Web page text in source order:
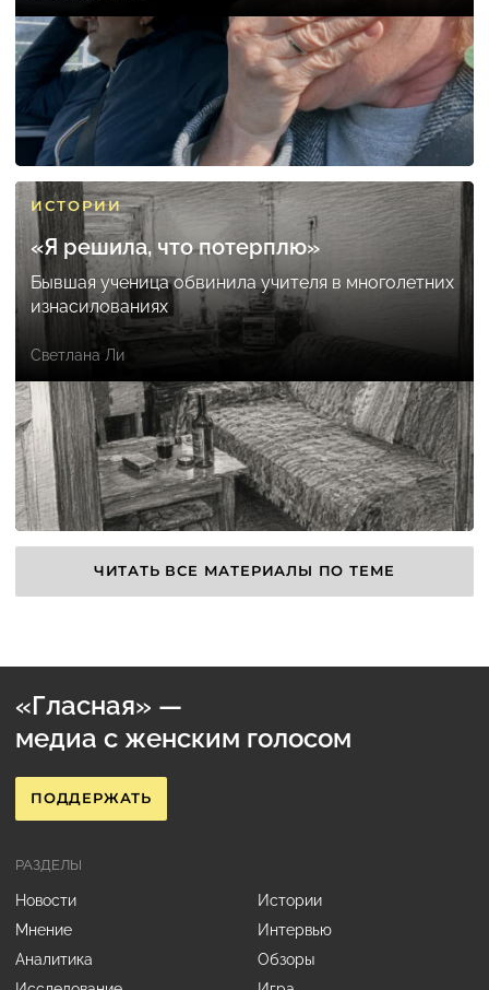
ИСТОРИИ
«Я решила, что потерплю»
Бывшая ученица обвинила учителя в многолетних
изнасилованиях
Светлана Ли
ЧИТАТЬ ВСЕ МАТЕРИАЛЫ ПО ТЕМЕ
«Гласная» —
медиа с женским голосом
ПОДДЕРЖАТЬ
РАЗДЕЛЫ
Новости
Истории
Мнение
Интервью
Аналитика
Обзоры